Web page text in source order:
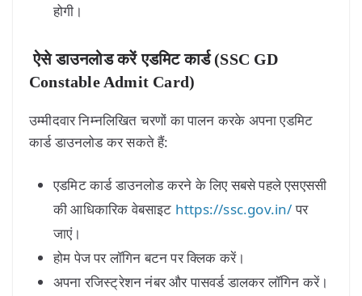
होगी।
ऐसे डाउनलोड करें एडमिट कार्ड (SSC GD
Constable Admit Card)
उम्मीदवार निम्नलिखित चरणों का पालन करके अपना एडमिट
कार्ड डाउनलोड कर सकते हैं:
एडमिट कार्ड डाउनलोड करने के लिए सबसे पहले एसएससी
की आधिकारिक वेबसाइट https://ssc.gov.in/पर
जाएं।
होम पेज पर लॉगिन बटन पर क्लिक करें।
अपना रजिस्ट्रेशन नंबर और पासवर्ड डालकर लॉगिन करें।